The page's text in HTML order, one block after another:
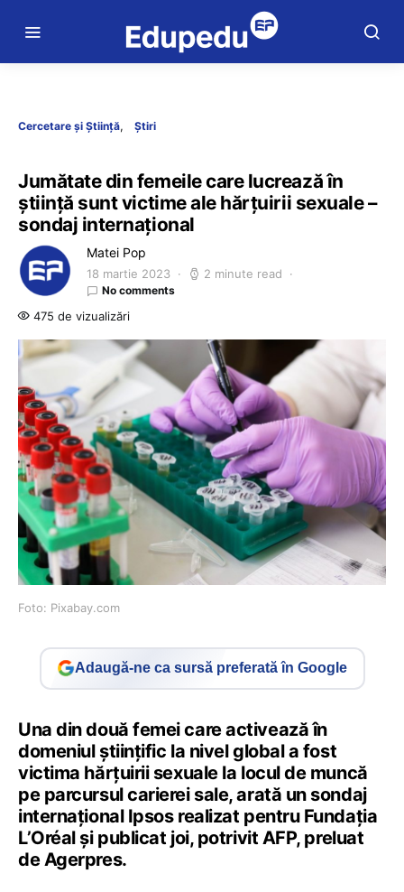
Cercetare și Știință Știri
Jumătate din femeile care lucrează în
știință sunt victime ale hărțuirii sexuale –
sondaj internațional
Matei Pop
18 martie 2023 2 minute read
No comments
475 de vizualizări
Foto: Pixabay.com
Adaugă-ne ca sursă preferată în Google
Una din două femei care activează în
domeniul ştiinţific la nivel global a fost
victima hărţuirii sexuale la locul de muncă
pe parcursul carierei sale, arată un sondaj
internaţional Ipsos realizat pentru Fundaţia
L’Oréal şi publicat joi, potrivit AFP, preluat
de Agerpres.